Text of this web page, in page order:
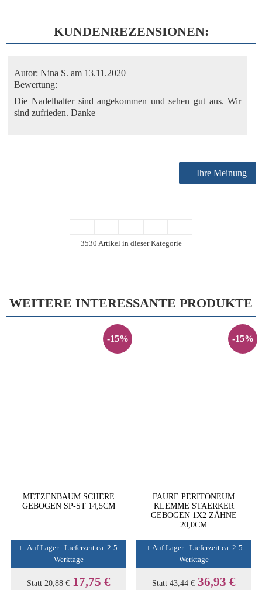
KUNDENREZENSIONEN:
Autor: Nina S. am 13.11.2020
Bewertung:
Die Nadelhalter sind angekommen und sehen gut aus. Wir
sind zufrieden. Danke
Ihre Meinung
3530 Artikel in dieser Kategorie
WEITERE INTERESSANTE PRODUKTE
-15%
METZENBAUM SCHERE
GEBOGEN SP-ST 14,5CM
Auf Lager - Lieferzeit ca. 2-5
Werktage
Statt20,88 € 17,75 €
-15%
FAURE PERITONEUM
KLEMME STAERKER
GEBOGEN 1X2 ZÄHNE
20,0CM
Auf Lager - Lieferzeit ca. 2-5
Werktage
Statt43,44 € 36,93 €